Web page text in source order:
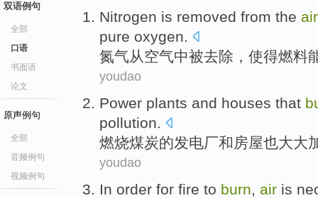
双语例句
全部
口语
书面语
论文
原声例句
全部
音频例句
视频例句
Nitrogen is removed from the air
pure oxygen.
氮气从空气中被去除， 使得燃料
youdao
Power plants and houses that
pollution.
燃烧煤炭的发电厂和 房屋也大大
youdao
In order for fire to burn air is